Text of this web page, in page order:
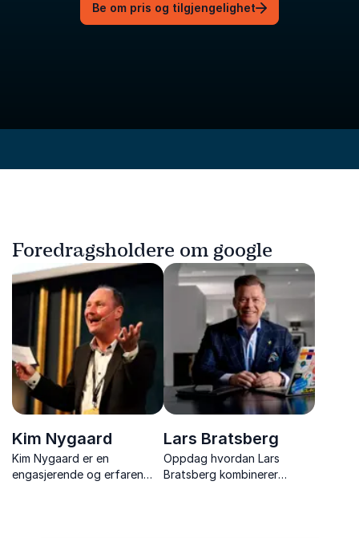
Be om pris og tilgjengelighet
Foredragsholdere om google
Kim Nygaard
Kim Nygaard er en
engasjerende og erfaren
Lars Bratsberg
Oppdag hvordan Lars
Bratsberg kombinerer